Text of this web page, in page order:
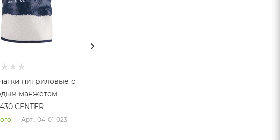
нитриловые с
манжетом
CENTER
Арт.: 04-01-023